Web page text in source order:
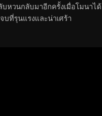
หวนกลับมาอีกครั้งเมื่อโมนาได้
ที่รุนแรงและน่าเศร้า